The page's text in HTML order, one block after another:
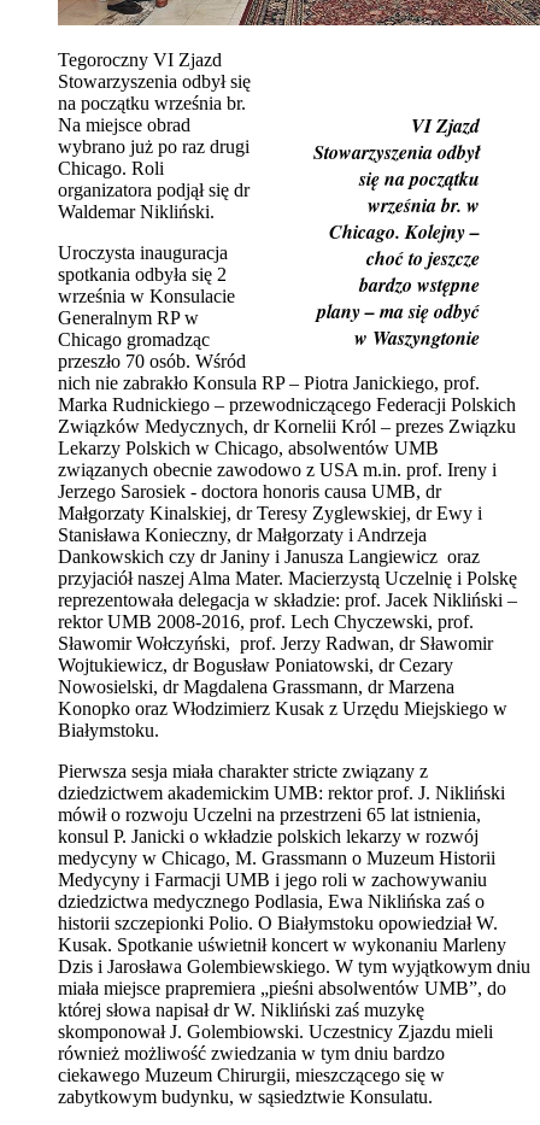
VI Zjazd
Stowarzyszenia odbył
się na początku
września br. w
Chicago. Kolejny –
choć to jeszcze
bardzo wstępne
plany – ma się odbyć
w Waszyngtonie
Tegoroczny VI Zjazd
Stowarzyszenia odbył się
na początku września br.
Na miejsce obrad
wybrano już po raz drugi
Chicago. Roli
organizatora podjął się dr
Waldemar Nikliński.
Uroczysta inauguracja
spotkania odbyła się 2
września w Konsulacie
Generalnym RP w
Chicago gromadząc
przeszło 70 osób. Wśród
nich nie zabrakło Konsula RP – Piotra Janickiego, prof.
Marka Rudnickiego – przewodniczącego Federacji Polskich
Związków Medycznych, dr Kornelii Król – prezes Związku
Lekarzy Polskich w Chicago, absolwentów UMB
związanych obecnie zawodowo z USA m.in. prof. Ireny i
Jerzego Sarosiek - doctora honoris causa UMB, dr
Małgorzaty Kinalskiej, dr Teresy Zyglewskiej, dr Ewy i
Stanisława Konieczny, dr Małgorzaty i Andrzeja
Dankowskich czy dr Janiny i Janusza Langiewicz oraz
przyjaciół naszej Alma Mater. Macierzystą Uczelnię i Polskę
reprezentowała delegacja w składzie: prof. Jacek Nikliński –
rektor UMB 2008-2016, prof. Lech Chyczewski, prof.
Sławomir Wołczyński, prof. Jerzy Radwan, dr Sławomir
Wojtukiewicz, dr Bogusław Poniatowski, dr Cezary
Nowosielski, dr Magdalena Grassmann, dr Marzena
Konopko oraz Włodzimierz Kusak z Urzędu Miejskiego w
Białymstoku.
Pierwsza sesja miała charakter stricte związany z
dziedzictwem akademickim UMB: rektor prof. J. Nikliński
mówił o rozwoju Uczelni na przestrzeni 65 lat istnienia,
konsul P. Janicki o wkładzie polskich lekarzy w rozwój
medycyny w Chicago, M. Grassmann o Muzeum Historii
Medycyny i Farmacji UMB i jego roli w zachowywaniu
dziedzictwa medycznego Podlasia, Ewa Niklińska zaś o
historii szczepionki Polio. O Białymstoku opowiedział W.
Kusak. Spotkanie uświetnił koncert w wykonaniu Marleny
Dzis i Jarosława Golembiewskiego. W tym wyjątkowym dniu
miała miejsce prapremiera „pieśni absolwentów UMB”, do
której słowa napisał dr W. Nikliński zaś muzykę
skomponował J. Golembiowski. Uczestnicy Zjazdu mieli
również możliwość zwiedzania w tym dniu bardzo
ciekawego Muzeum Chirurgii, mieszczącego się w
zabytkowym budynku, w sąsiedztwie Konsulatu.